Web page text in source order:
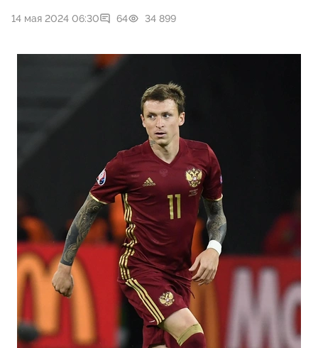
14 мая 2024 06:30 64 34 899